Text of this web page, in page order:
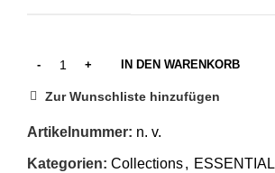
IN DEN WARENKORB
Zur Wunschliste hinzufügen
Artikelnummer: n. v.
Kategorien: Collections, ESSENTIAL